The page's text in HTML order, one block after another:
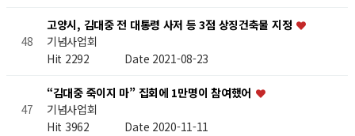
48
고양시, 김대중 전 대통령 사저 등 3점 상징건축물 지정
기념사업회
Hit 2292 Date 2021-08-23
47
“김대중 죽이지 마” 집회에 1만명이 참여했어
기념사업회
Hit 3962 Date 2020-11-11